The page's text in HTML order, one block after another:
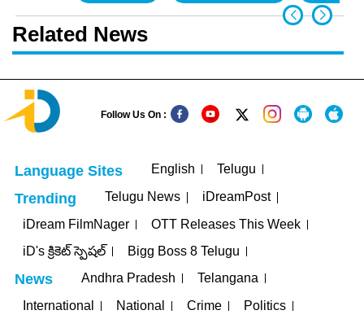
Related News
Follow Us On :
Language Sites English Telugu
Trending Telugu News
iDreamPost
iDream FilmNager
OTT Releases This Week
iD's క్రికెట్ స్పెషల్
Bigg Boss 8 Telugu
News Andhra Pradesh
Telangana
International
National Crime Politics